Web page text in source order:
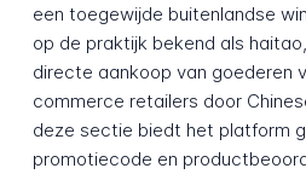
een toegewijde buitenlandse
op de praktijk bekend als
directe aankoop van goederen
commerce retailers door
deze sectie biedt het platform
promotiecode en